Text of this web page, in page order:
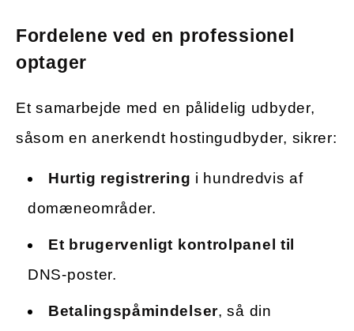
Fordelene ved en professionel
optager
Et samarbejde med en pålidelig udbyder,
såsom en anerkendt hostingudbyder, sikrer:
Hurtig registrering i hundredvis af
domæneområder.
Et brugervenligt kontrolpanel til
DNS-poster.
Betalingspåmindelser, så din